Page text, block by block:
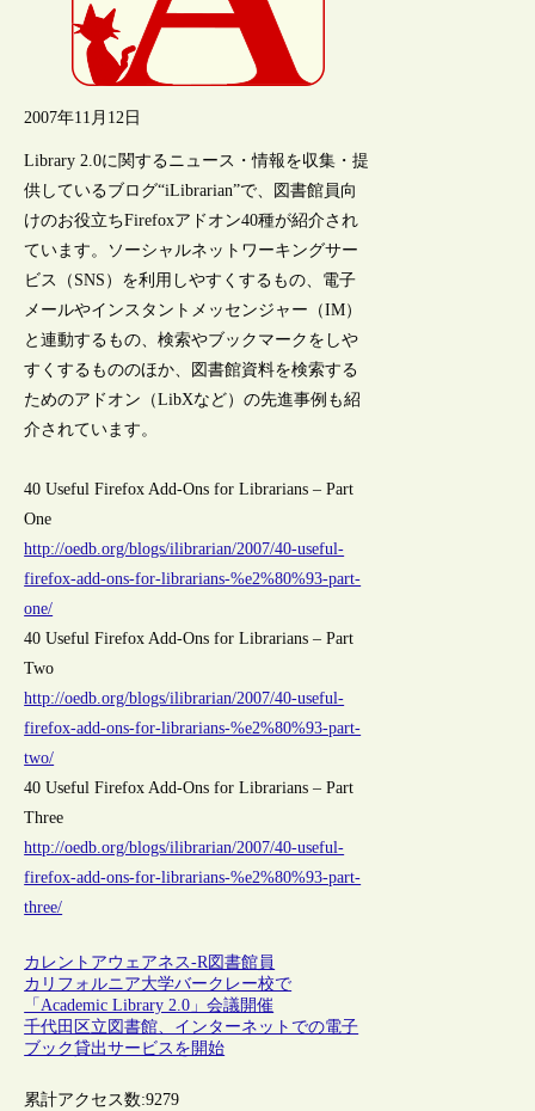
2007年11月12日
Library 2.0に関するニュース・情報を収集・提
供しているブログ“iLibrarian”で、図書館員向
けのお役立ちFirefoxアドオン40種が紹介され
ています。ソーシャルネットワーキングサー
ビス（SNS）を利用しやすくするもの、電子
メールやインスタントメッセンジャー（IM）
と連動するもの、検索やブックマークをしや
すくするもののほか、図書館資料を検索する
ためのアドオン（LibXなど）の先進事例も紹
介されています。
40 Useful Firefox Add-Ons for Librarians – Part
One
http://oedb.org/blogs/ilibrarian/2007/40-useful-
firefox-add-ons-for-librarians-%e2%80%93-part-
one/
40 Useful Firefox Add-Ons for Librarians – Part
Two
http://oedb.org/blogs/ilibrarian/2007/40-useful-
firefox-add-ons-for-librarians-%e2%80%93-part-
two/
40 Useful Firefox Add-Ons for Librarians – Part
Three
http://oedb.org/blogs/ilibrarian/2007/40-useful-
firefox-add-ons-for-librarians-%e2%80%93-part-
three/
カレントアウェアネス-R図書館員
カリフォルニア大学バークレー校で
「Academic Library 2.0」会議開催
千代田区立図書館、インターネットでの電子
ブック貸出サービスを開始
累計アクセス数:9279